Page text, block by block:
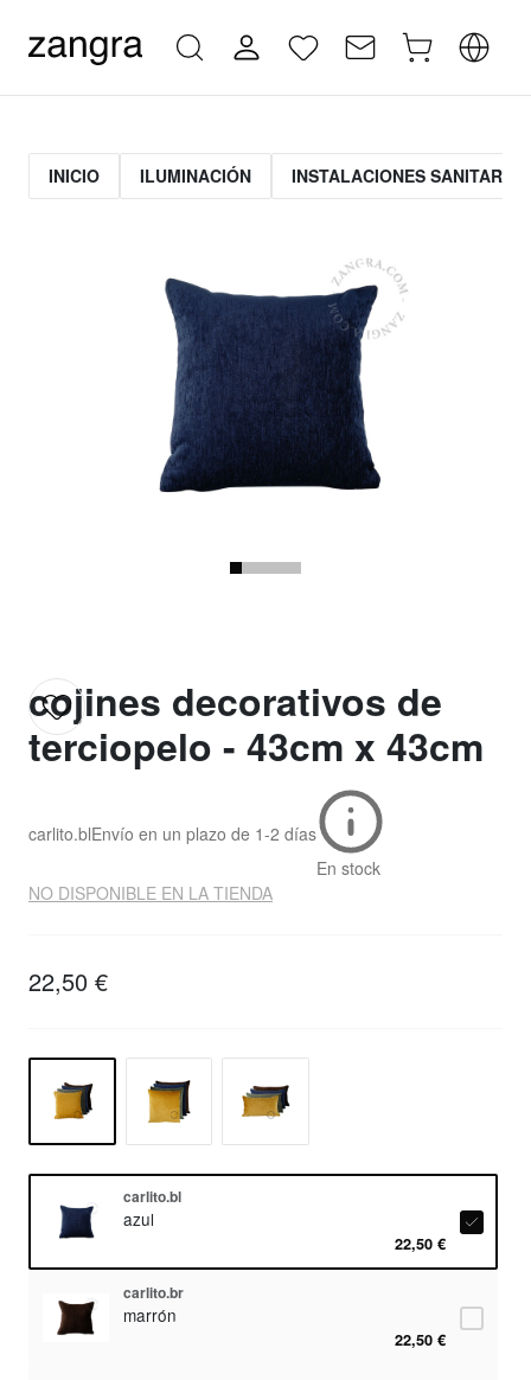
INICIO ILUMINACIÓN INSTALACIONES SANITARIAS
cojines decorativos de
terciopelo - 43cm x 43cm
carlito.blEnvío en un plazo de 1-2 días
En stock
NO DISPONIBLE EN LA TIENDA
22,50 €
carlito.bl
azul
22,50 €
carlito.br
marrón
22,50 €